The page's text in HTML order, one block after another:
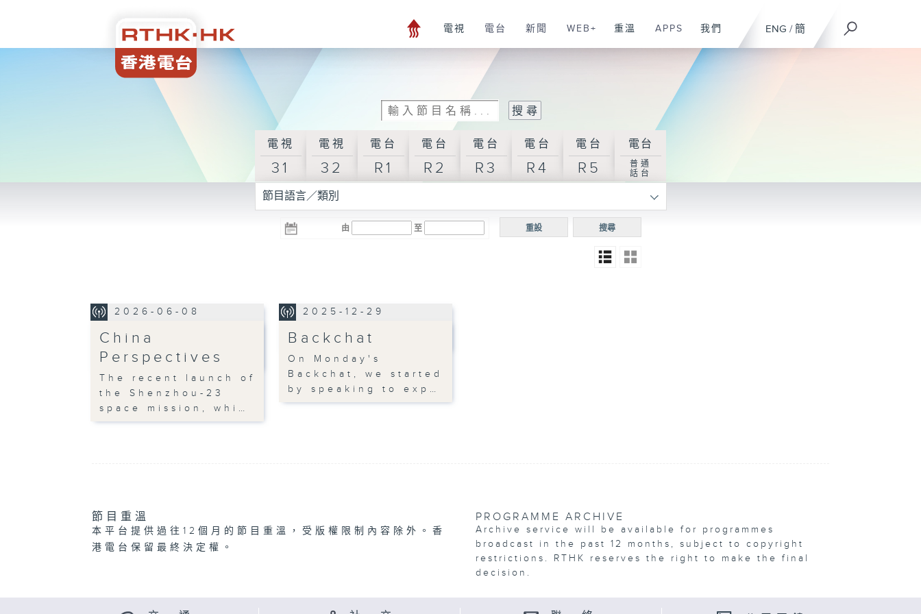
ENG / 簡
電視 電台 新聞 WEB+ 重溫 APPS 我們
電視
31
電視
32
電台
R1
電台
R2
電台
R3
電台
R4
電台
R5
電台
普通
話台
節目語言／類別
由 至 搜尋
重設
2026-06-08
China
Perspectives
The recent launch of
the Shenzhou-23
space mission, whi…
2025-12-29
Backchat
On Monday's
Backchat, we started
by speaking to exp…
節目重溫
本平台提供過往12個月的節目重溫，受版權限制內容除外。香
港電台保留最終決定權。
PROGRAMME ARCHIVE
Archive service will be available for programmes
broadcast in the past 12 months, subject to copyright
restrictions. RTHK reserves the right to make the final
decision.